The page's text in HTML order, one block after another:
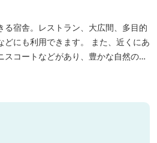
る宿舎。レストラン、大広間、多目的
どにも利用できます。 また、近くにあ
コートなどがあり、豊かな自然の中
ます。